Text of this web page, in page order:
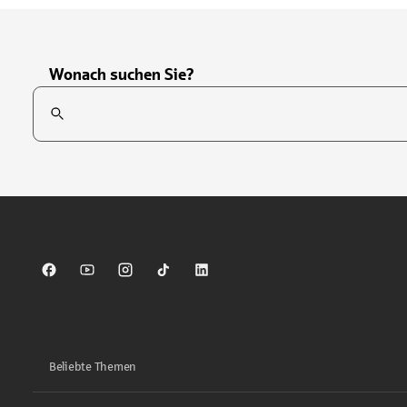
Wonach suchen Sie?
Suchfeld
Sparkasse auf Facebook
Sparkasse auf Youtube
Sparkasse auf Instagram
Sparkasse auf TikTok
Sparkasse auf LinkedIn
Beliebte Themen